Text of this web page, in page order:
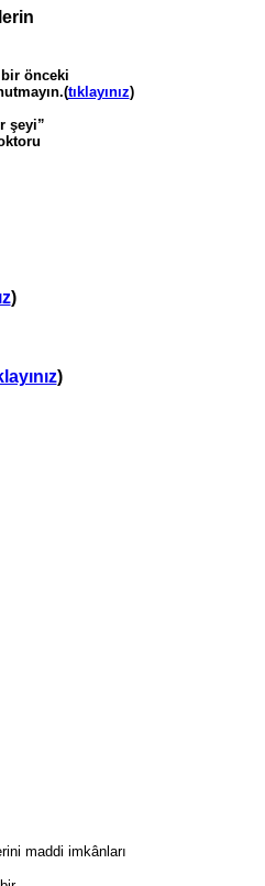
önceki
tıklayınız)
şeyi”
)
)
maddi imkânları